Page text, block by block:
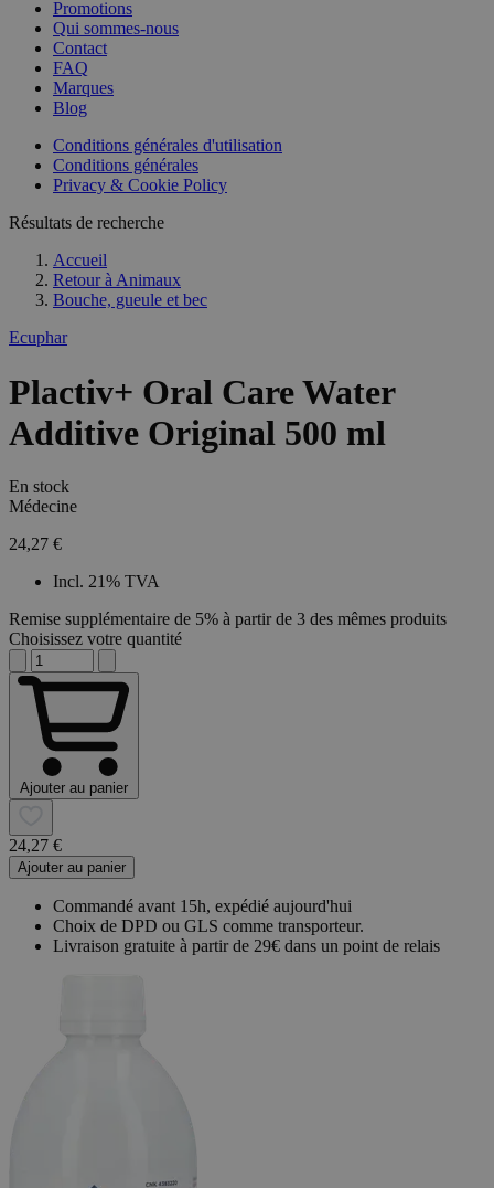
Promotions
Qui sommes-nous
Contact
FAQ
Marques
Blog
Conditions générales d'utilisation
Conditions générales
Privacy & Cookie Policy
Résultats de recherche
Accueil
Retour à Animaux
Bouche, gueule et bec
Ecuphar
Plactiv+ Oral Care Water
Additive Original 500 ml
En stock
Médecine
24,27 €
Incl. 21% TVA
Remise supplémentaire de 5% à partir de 3 des mêmes produits
Choisissez votre quantité
Ajouter au panier
24,27 €
Ajouter au panier
Commandé avant 15h, expédié aujourd'hui
Choix de DPD ou GLS comme transporteur.
Livraison gratuite à partir de 29€ dans un point de relais